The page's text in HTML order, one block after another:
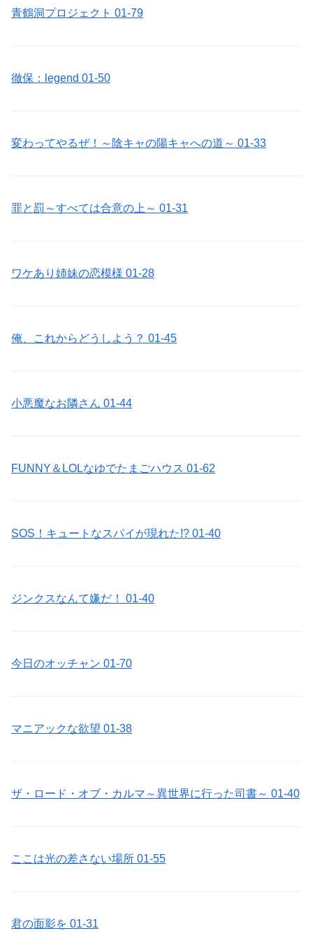
青鶴洞プロジェクト 01-79
徹保：legend 01-50
変わってやるぜ！～陰キャの陽キャへの道～ 01-33
罪と罰～すべては合意の上～ 01-31
ワケあり姉妹の恋模様 01-28
俺、これからどうしよう？ 01-45
小悪魔なお隣さん 01-44
FUNNY＆LOLなゆでたまごハウス 01-62
SOS！キュートなスパイが現れた!? 01-40
ジンクスなんて嫌だ！ 01-40
今日のオッチャン 01-70
マニアックな欲望 01-38
ザ・ロード・オブ・カルマ～異世界に行った司書～ 01-40
ここは光の差さない場所 01-55
君の面影を 01-31